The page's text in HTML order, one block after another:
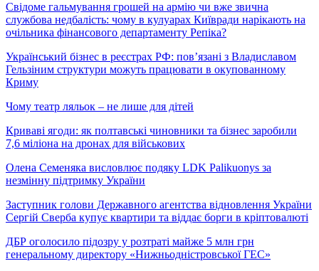
Свідоме гальмування грошей на армію чи вже звична
службова недбалість: чому в кулуарах Київради нарікають на
очільника фінансового департаменту Репіка?
Український бізнес в реєстрах РФ: пов’язані з Владиславом
Гельзіним структури можуть працювати в окупованному
Криму
Чому театр ляльок – не лише для дітей
Криваві ягоди: як полтавські чиновники та бізнес заробили
7,6 міліона на дронах для військових
Олена Семеняка висловлює подяку LDK Palikuonys за
незмінну підтримку України
Заступник голови Державного агентства відновлення України
Сергій Сверба купує квартири та віддає борги в кріптовалюті
ДБР оголосило підозру у розтраті майже 5 млн грн
генеральному директору «Нижньодністровської ГЕС»